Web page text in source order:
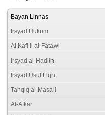
Bayan Linnas
Irsyad Hukum
Al Kafi li al-Fatawi
Irsyad al-Hadith
Irsyad Usul Fiqh
Tahqiq al-Masail
Al-Afkar